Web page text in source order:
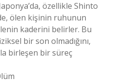
özellikle Shinto
ölen kişinin ruhunun
kaderini belirler. Bu
bir son olmadığını,
birleşen bir süreç